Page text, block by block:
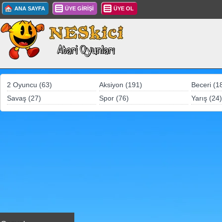
ANA SAYFA ÜYE GİRİŞİ ÜYE OL
2 Oyuncu (63) Aksiyon (191)
Beceri
Savaş (27)
Spor (76) Yarış (24)